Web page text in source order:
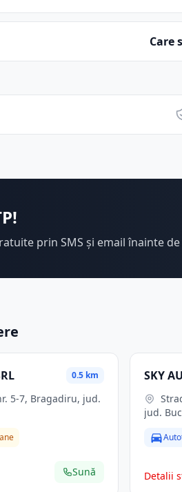
Care
prin SMS și email înainte de
0.5 km
Sună
SKY
jud.
Detalii